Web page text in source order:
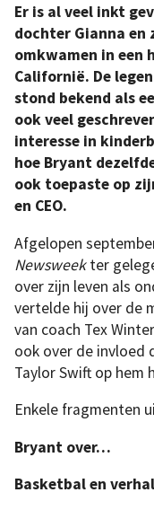
Er is al veel inkt
dochter Gianna en
omkwamen in een
Californië. De
stond bekend als
ook veel
interesse in
hoe Bryant
ook toepaste op
en CEO.
Afgelopen
Newsweekter
over zijn leven als
vertelde hij over de
van coach Tex
ook over de invloed
Taylor Swift op hem
Enkele fragmenten
Bryant over…
Basketbal en